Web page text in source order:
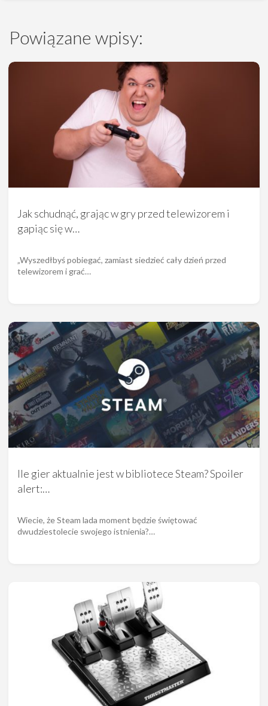
Powiązane wpisy:
Jak schudnąć, grając w gry przed telewizorem i
gapiąc się w…
„Wyszedłbyś pobiegać, zamiast siedzieć cały dzień przed
telewizorem i grać…
Ile gier aktualnie jest w bibliotece Steam? Spoiler
alert:…
Wiecie, że Steam lada moment będzie świętować
dwudziestolecie swojego istnienia?…